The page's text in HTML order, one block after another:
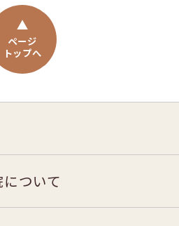
ページ
トップへ
ついて